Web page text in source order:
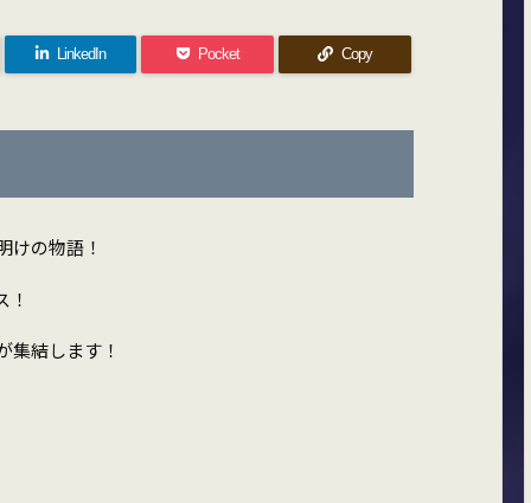
LinkedIn Pocket Copy
けの物語！
集結します！